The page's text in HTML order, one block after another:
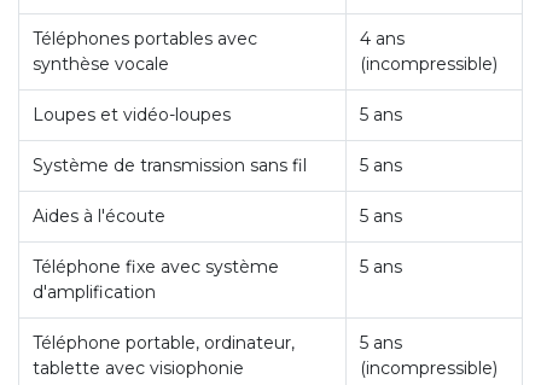
Téléphones portables avec
synthèse vocale
4 ans
(incompressible)
Loupes et vidéo-loupes 5 ans
Système de transmission sans fil 5 ans
Aides à l'écoute 5 ans
Téléphone fixe avec système
d'amplification
5 ans
Téléphone portable, ordinateur,
tablette avec visiophonie
5 ans
(incompressible)